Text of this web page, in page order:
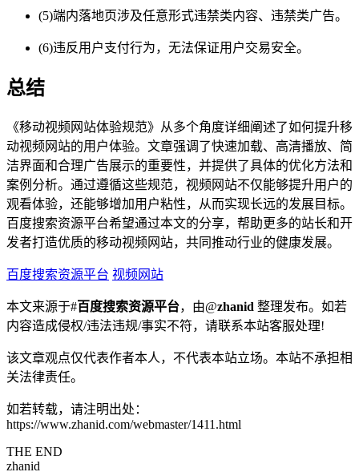
(5)端内落地页涉及任意形式违禁类内容、违禁类广告。
(6)违反用户支付行为，无法保证用户交易安全。
总结
《移动视频网站体验规范》从多个角度详细阐述了如何提升移
动视频网站的用户体验。文章强调了快速加载、高清播放、简
洁界面和合理广告展示的重要性，并提供了具体的优化方法和
案例分析。通过遵循这些规范，视频网站不仅能够提升用户的
观看体验，还能够增加用户粘性，从而实现长远的发展目标。
百度搜索资源平台希望通过本文的分享，帮助更多的站长和开
发者打造优质的移动视频网站，共同推动行业的健康发展。
百度搜索资源平台 视频网站
本文来源于#百度搜索资源平台，由@zhanid 整理发布。如若
内容造成侵权/违法违规/事实不符，请联系本站客服处理!
该文章观点仅代表作者本人，不代表本站立场。本站不承担相
关法律责任。
如若转载，请注明出处：
https://www.zhanid.com/webmaster/1411.html
THE END
zhanid